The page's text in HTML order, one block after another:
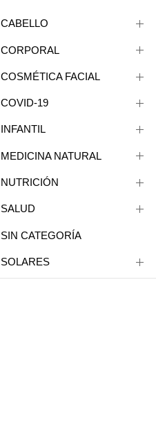
CABELLO
CORPORAL
COSMÉTICA FACIAL
COVID-19
INFANTIL
MEDICINA NATURAL
NUTRICIÓN
SALUD
SIN CATEGORÍA
SOLARES